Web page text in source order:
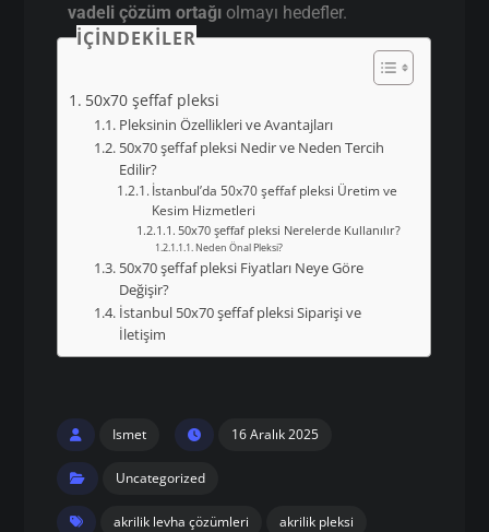
vadeli çözüm ortağı olmayı hedefler.
İÇINDEKILER
50x70 şeffaf pleksi
Pleksinin Özellikleri ve Avantajları
50x70 şeffaf pleksi Nedir ve Neden Tercih
Edilir?
İstanbul’da 50x70 şeffaf pleksi Üretim ve
Kesim Hizmetleri
50x70 şeffaf pleksi Nerelerde Kullanılır?
Neden Önal Pleksi?
50x70 şeffaf pleksi Fiyatları Neye Göre
Değişir?
İstanbul 50x70 şeffaf pleksi Siparişi ve
İletişim
Ismet 16 Aralık 2025
Uncategorized
akrilik levha çözümleri akrilik pleksi